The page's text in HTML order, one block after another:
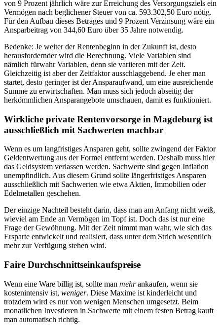
von 9 Prozent jährlich wäre zur Erreichung des Versorgungsziels ein
Vermögen nach beglichener Steuer von ca. 593.302,50 Euro nötig.
Für den Aufbau dieses Betrages und 9 Prozent Verzinsung wäre ein
Ansparbeitrag von 344,60 Euro über 35 Jahre notwendig.
Bedenke: Je weiter der Rentenbeginn in der Zukunft ist, desto
herausfordernder wird die Berechnung. Viele Variablen sind
nämlich fürwahr Variablen, denn sie variieren mit der Zeit.
Gleichzeitig ist aber der Zeitfaktor ausschlaggebend. Je eher man
startet, desto geringer ist der Ansparaufwand, um eine ausreichende
Summe zu erwirtschaften. Man muss sich jedoch abseitig der
herkömmlichen Ansparangebote umschauen, damit es funktioniert.
Wirkliche private Rentenvorsorge in Magdeburg ist
ausschließlich mit Sachwerten machbar
Wenn es um langfristiges Ansparen geht, sollte zwingend der Faktor
Geldentwertung aus der Formel entfernt werden. Deshalb muss hier
das Geldsystem verlassen werden. Sachwerte sind gegen Inflation
unempfindlich. Aus diesem Grund sollte längerfristiges Ansparen
ausschließlich mit Sachwerten wie etwa Aktien, Immobilien oder
Edelmetallen geschehen.
Der einzige Nachteil besteht darin, dass man am Anfang nicht weiß,
wieviel am Ende an Vermögen im Topf ist. Doch das ist nur eine
Frage der Gewöhnung. Mit der Zeit nimmt man wahr, wie sich das
Ersparte entwickelt und realisiert, dass unter dem Strich wesentlich
mehr zur Verfügung stehen wird.
Faire Durchschnittseinkaufspreise
Wenn eine Ware billig ist, sollte man mehrankaufen, wenn sie
kostenintensiv ist, weniger. Diese Maxime ist kinderleicht und
trotzdem wird es nur von wenigen Menschen umgesetzt. Beim
monatlichen Investieren in Sachwerte mit einem festen Betrag kauft
man automatisch richtig.